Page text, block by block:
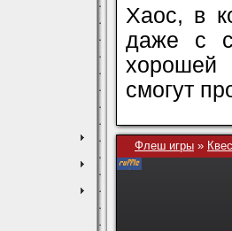
Хаос, в
даже с
смогут
Флеш игры »